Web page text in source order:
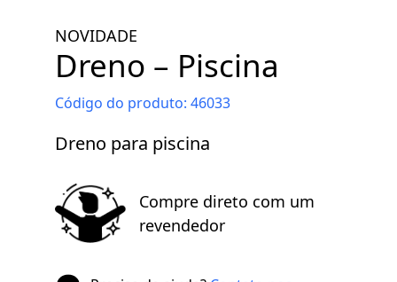
NOVIDADE
Dreno – Piscina
Código do produto: 46033
Dreno para piscina
Compre direto com um
revendedor